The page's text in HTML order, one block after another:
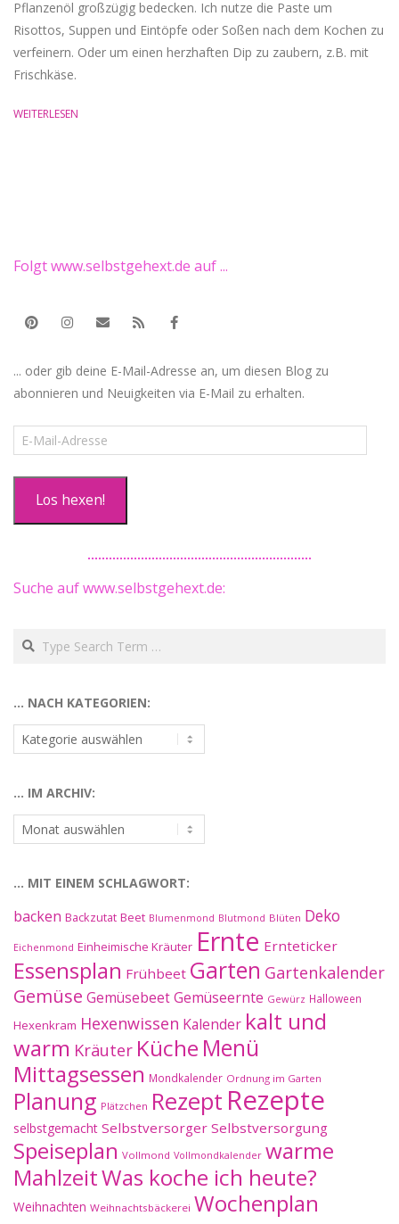
Pflanzenöl großzügig bedecken. Ich nutze die Paste um
Risottos, Suppen und Eintöpfe oder Soßen nach dem Kochen zu
verfeinern. Oder um einen herzhaften Dip zu zaubern, z.B. mit
Frischkäse.
WEITERLESEN
Folgt www.selbstgehext.de auf ...
... oder gib deine E-Mail-Adresse an, um diesen Blog zu
abonnieren und Neuigkeiten via E-Mail zu erhalten.
E-
Mail-
Los hexen!
Suche auf www.selbstgehext.de:
Search
… NACH KATEGORIEN:
…
nach
… IM ARCHIV:
…
im
… MIT EINEM SCHLAGWORT:
backen Backzutat Beet Blumenmond Blutmond Blüten Deko
Eichenmond Einheimische Kräuter Ernte Ernteticker
Essensplan Frühbeet Garten Gartenkalender
Gemüse GemüsebeetGemüseernte Gewürz Halloween
Hexenkram Hexenwissen Kalender kalt und
warm Kräuter Küche Menü
Mittagsessen Mondkalender Ordnung im Garten
Planung Plätzchen Rezept Rezepte
selbstgemacht Selbstversorger Selbstversorgung
Speiseplan Vollmond Vollmondkalender warme
MahlzeitWas koche ich heute?
Weihnachten Weihnachtsbäckerei Wochenplan